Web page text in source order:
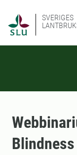
SVERIGES